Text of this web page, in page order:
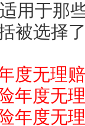
用于那
被选择
度无理
年度无
年度无